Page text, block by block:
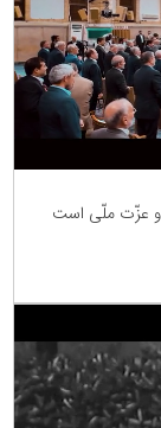
و عزّت ملّی است